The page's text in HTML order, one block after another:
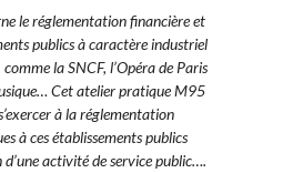
le réglementation financière et
publics à caractère industriel
la SNCF, l’Opéra de Paris
Cet atelier pratique M95
à la réglementation
à ces établissements publics
activité de service public….